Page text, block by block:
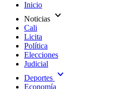
Inicio
Noticias expand_more
Cali
Licita
Política
Elecciones
Judicial
Deportes expand_more
Economía